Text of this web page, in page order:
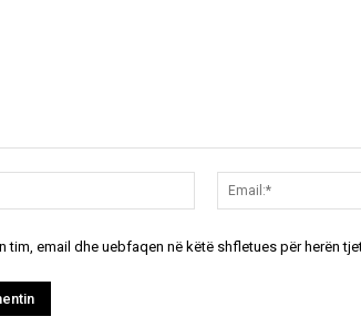
Emri:*
tim, email dhe uebfaqen në këtë shfletues për herën